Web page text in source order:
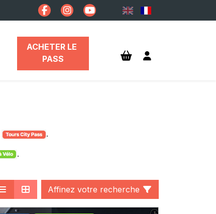
ACHETER LE
PASS
.
.
Affinez votre recherche